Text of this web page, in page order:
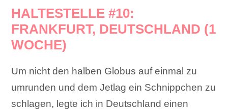
HALTESTELLE #10:
FRANKFURT, DEUTSCHLAND (1
WOCHE)
Um nicht den halben Globus auf einmal zu
umrunden und dem Jetlag ein Schnippchen zu
schlagen, legte ich in Deutschland einen